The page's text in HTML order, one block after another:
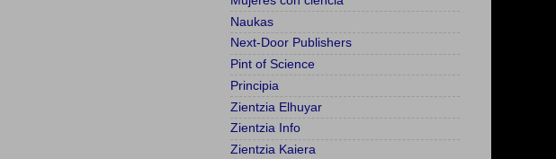
Naukas
Next-Door Publishers
Pint of Science
Principia
Zientzia Elhuyar
Zientzia Info
Zientzia Kaiera